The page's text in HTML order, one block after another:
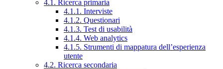
4.1. Ricerca primaria
4.1.1. Interviste
4.1.2. Questionari
4.1.3. Test di usabilità
4.1.4. Web analytics
4.1.5. Strumenti di mappatura dell’esperienza
utente
4.2. Ricerca secondaria